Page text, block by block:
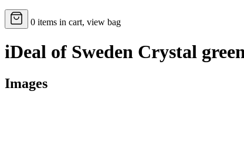
0 items in cart, view bag
iDeal of Sweden Crystal
Images